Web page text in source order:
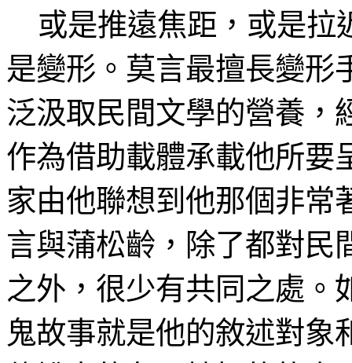
或是推遠焦距，或是拉
是變形。莫言最擅長變形
泛汲取民間文學的營養，
作為借助載體承載他所要
家由他聯想到他那個非
言與蒲松齡，除了都對民
之外，很少有共同之處。
鬼故事就是他的敘述對象